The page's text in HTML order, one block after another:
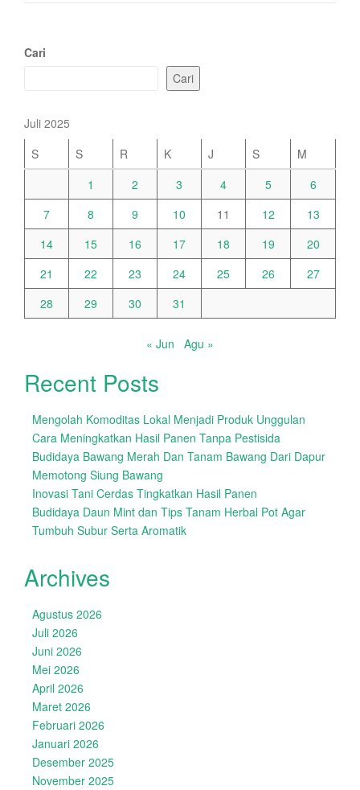
Cari
Cari
Juli 2025
S
S R K J S
M
1
2 3 4 5
6
7
8 9 10 11 12
13
14
15 16 17 18 19
20
21
22 23 24 25 26
27
28
29 30 31
« Jun Agu »
Recent Posts
Mengolah Komoditas Lokal Menjadi Produk Unggulan
Cara Meningkatkan Hasil Panen Tanpa Pestisida
Budidaya Bawang Merah Dan Tanam Bawang Dari Dapur
Memotong Siung Bawang
Inovasi Tani Cerdas Tingkatkan Hasil Panen
Budidaya Daun Mint dan Tips Tanam Herbal Pot Agar
Tumbuh Subur Serta Aromatik
Archives
Agustus 2026
Juli 2026
Juni 2026
Mei 2026
April 2026
Maret 2026
Februari 2026
Januari 2026
Desember 2025
November 2025